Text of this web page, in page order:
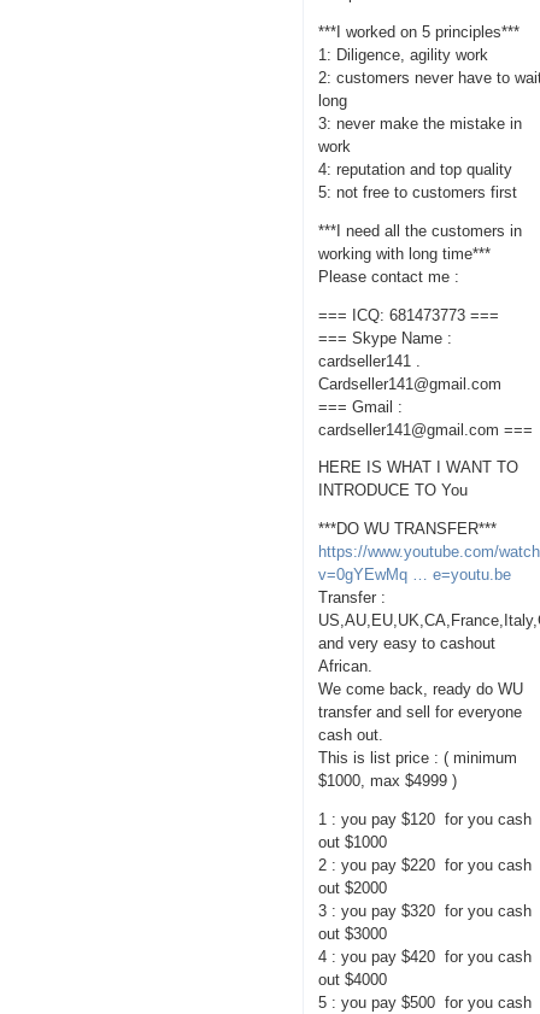
***I worked on 5 principles***
1: Diligence, agility work
2: customers never have to
long
3: never make the mistake in
work
4: reputation and top quality
5: not free to customers first
***I need all the customers in
working with long time***
Please contact me :
=== ICQ: 681473773 ===
=== Skype Name :
cardseller141 .
Cardseller141@gmail.com
=== Gmail :
cardseller141@gmail.com ===
HERE IS WHAT I WANT TO
INTRODUCE TO You
***DO WU TRANSFER***
https://www.youtube.com/
v=0gYEwMq … e=youtu.be
Transfer :
and very easy to cashout
African.
We come back, ready do WU
transfer and sell for everyone
cash out.
This is list price : ( minimum
$1000, max $4999 )
1 : you pay $120 for you cash
out $1000
2 : you pay $220 for you cash
out $2000
3 : you pay $320 for you cash
out $3000
4 : you pay $420 for you cash
out $4000
5 : you pay $500 for you cash